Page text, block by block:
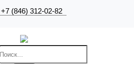
+7 (846) 312-02-82